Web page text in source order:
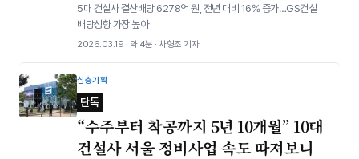
5대 건설사 결산배당 6278억 원, 전년 대비 16% 증가…GS건설
배당성향 가장 높아
2026.03.19 · 약 4분 · 차형조 기자
심층기획
단독
“수주부터 착공까지 5년 10개월” 10대
건설사 서울 정비사업 속도 따져보니